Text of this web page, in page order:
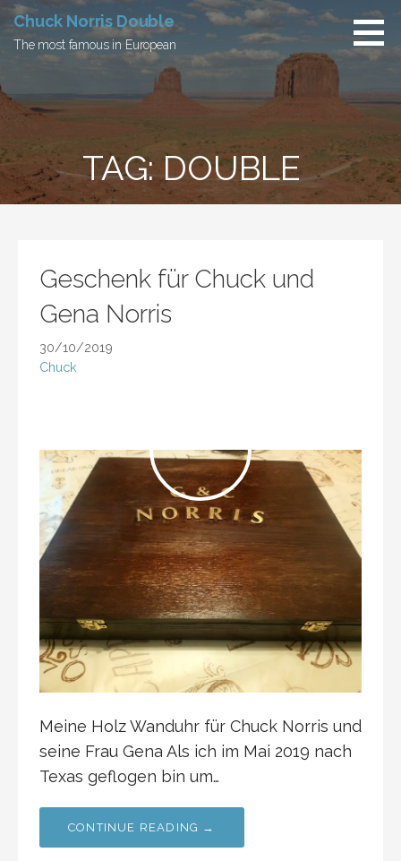
Skip
content
Chuck Norris Double
The most famous in European
TAG: DOUBLE
Geschenk für Chuck und
Gena Norris
30/10/2019
Chuck
Meine Holz Wanduhr für Chuck Norris und
seine Frau Gena Als ich im Mai 2019 nach
Texas geflogen bin um…
CONTINUE READING →